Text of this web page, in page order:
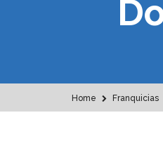
Home Franquicias